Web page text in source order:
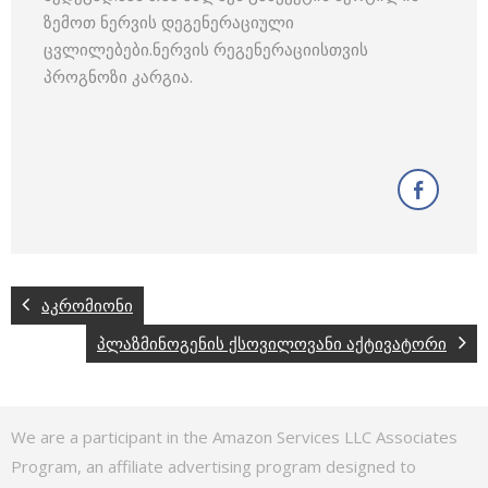
ზემოთ ნერვის დეგენერაციული
ცვლილებები.ნერვის რეგენერაციისთვის
პროგნოზი კარგია.
აკრომიონი
პლაზმინოგენის ქსოვილოვანი აქტივატორი
We are a participant in the Amazon Services LLC Associates
Program, an affiliate advertising program designed to